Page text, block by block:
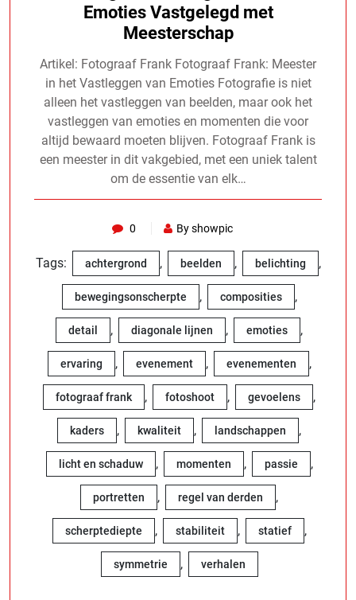
Emoties Vastgelegd met
Meesterschap
Artikel: Fotograaf Frank Fotograaf Frank: Meester
in het Vastleggen van Emoties Fotografie is niet
alleen het vastleggen van beelden, maar ook het
vastleggen van emoties en momenten die voor
altijd bewaard moeten blijven. Fotograaf Frank is
een meester in dit vakgebied, met een uniek talent
om de essentie van elk…
0 By showpic
Tags: achtergrond , beelden , belichting ,
bewegingsonscherpte , composities ,
detail , diagonale lijnen , emoties ,
ervaring , evenement , evenementen ,
fotograaf frank , fotoshoot , gevoelens ,
kaders , kwaliteit , landschappen ,
licht en schaduw , momenten , passie ,
portretten , regel van derden ,
scherptediepte , stabiliteit , statief ,
symmetrie , verhalen